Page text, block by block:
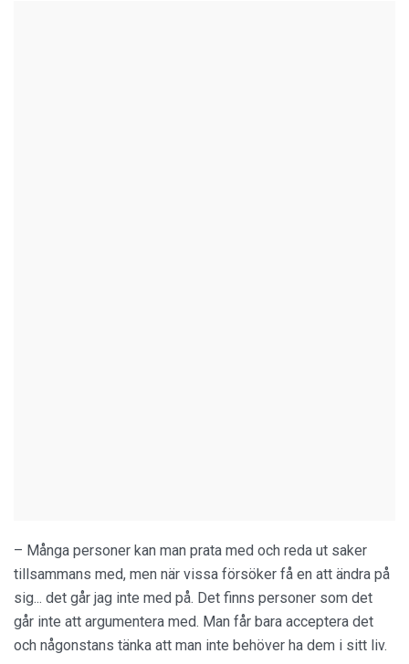
– Många personer kan man prata med och reda ut saker
tillsammans med, men när vissa försöker få en att ändra på
sig... det går jag inte med på. Det finns personer som det
går inte att argumentera med. Man får bara acceptera det
och någonstans tänka att man inte behöver ha dem i sitt liv.